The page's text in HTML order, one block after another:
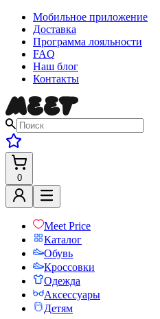
Мобильное приложение
Доставка
Программа лояльности
FAQ
Наш блог
Контакты
0
Meet Price
Каталог
Обувь
Кроссовки
Одежда
Аксессуары
Детям